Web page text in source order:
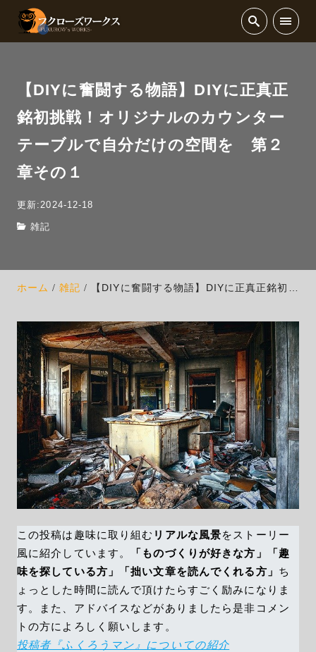
【DIYに奮闘する物語】DIYに正真正
銘初挑戦！オリジナルのカウンター
テーブルで自分だけの空間を 第２
章その１
更新:2024-12-18
雑記
ホーム 雑記 【DIYに奮闘する物語】DIYに正真正銘初挑戦！オリジナルのカウンターテーブルで自分だけの空間を 第２章その１
この投稿は趣味に取り組む リアルな風景をストーリー
風に紹介しています。
「ものづくりが好きな方」「趣
味を探している方」「拙い文章を読んでくれる方」 ち
ょっとした時間に読んで頂けたらすごく励みになりま
す。また、アドバイスなどがありましたら是非コメン
トの方によろしく願いします。
投稿者『ふくろうマン』についての紹介